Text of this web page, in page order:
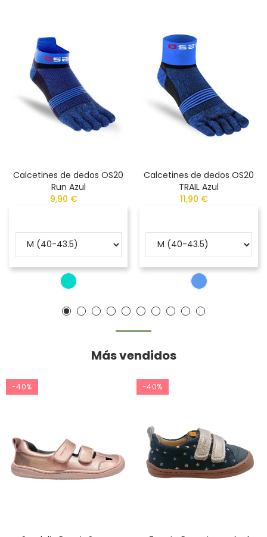
Calcetines de dedos OS20
Run Azul
9,90 €
Calcetines de dedos OS20
TRAIL Azul
11,90 €
Más vendidos
-40% -40%